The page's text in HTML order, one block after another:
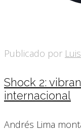
Publicado por
Shock 2:
internacional
Andrés Lima